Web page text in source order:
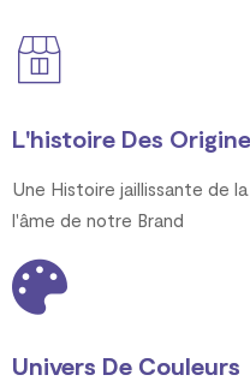
L'histoire Des
Une Histoire jaillissante de
l'âme de notre Brand
Univers De Couleurs